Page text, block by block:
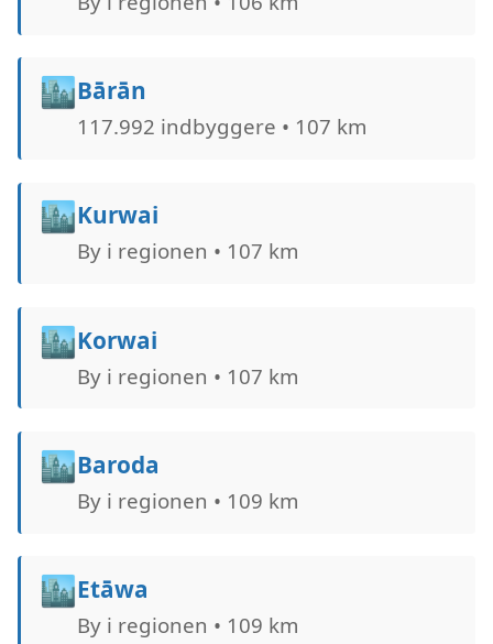
🏙️Bārān
117.992 indbyggere • 107 km
🏙️Kurwai
By i regionen • 107 km
🏙️Korwai
By i regionen • 107 km
🏙️Baroda
By i regionen • 109 km
🏙️Etāwa
By i regionen • 109 km